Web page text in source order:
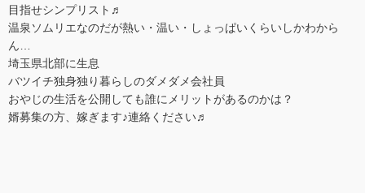
目指せシンプリスト♬
温泉ソムリエなのだが熱い・温い・しょっぱいくらいしかわから
ん…
埼玉県北部に生息
バツイチ独身独り暮らしのダメダメ会社員
おやじの生活を公開しても誰にメリットがあるのかは？
婿募集の方、嫁ぎます♪連絡ください♬